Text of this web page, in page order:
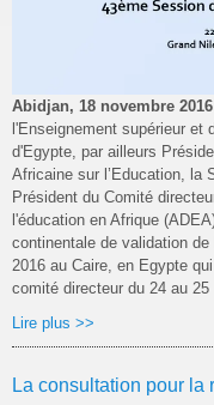
Abidjan, 18 novembre 2016
l'Enseignement supérieur et
d'Egypte, par ailleurs
Africaine sur l’Education, la
Président du Comité
l'éducation en Afrique
continentale de validation
2016 au Caire, en Egypte
comité directeur du 24 au 25
Lire plus >>
La consultation pour la